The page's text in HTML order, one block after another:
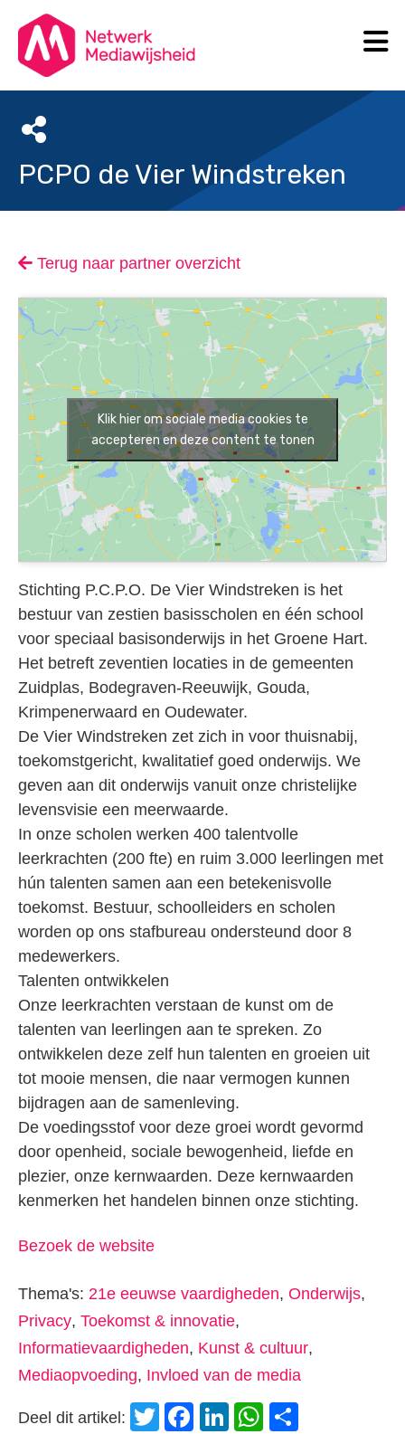
PCPO de Vier Windstreken
Terug naar partner overzicht
Klik hier om sociale media cookies te
accepteren en deze content te tonen
Stichting P.C.P.O. De Vier Windstreken is het
bestuur van zestien basisscholen en één school
voor speciaal basisonderwijs in het Groene Hart.
Het betreft zeventien locaties in de gemeenten
Zuidplas, Bodegraven-Reeuwijk, Gouda,
Krimpenerwaard en Oudewater.
De Vier Windstreken zet zich in voor thuisnabij,
toekomstgericht, kwalitatief goed onderwijs. We
geven aan dit onderwijs vanuit onze christelijke
levensvisie een meerwaarde.
In onze scholen werken 400 talentvolle
leerkrachten (200 fte) en ruim 3.000 leerlingen met
hún talenten samen aan een betekenisvolle
toekomst. Bestuur, schoolleiders en scholen
worden op ons stafbureau ondersteund door 8
medewerkers.
Talenten ontwikkelen
Onze leerkrachten verstaan de kunst om de
talenten van leerlingen aan te spreken. Zo
ontwikkelen deze zelf hun talenten en groeien uit
tot mooie mensen, die naar vermogen kunnen
bijdragen aan de samenleving.
De voedingsstof voor deze groei wordt gevormd
door openheid, sociale bewogenheid, liefde en
plezier, onze kernwaarden. Deze kernwaarden
kenmerken het handelen binnen onze stichting.
Bezoek de website
Thema's: 21e eeuwse vaardigheden, Onderwijs,
Privacy, Toekomst & innovatie,
Informatievaardigheden, Kunst & cultuur,
Mediaopvoeding, Invloed van de media
Deel dit artikel: Twitter
Facebook
LinkedIn
WhatsApp